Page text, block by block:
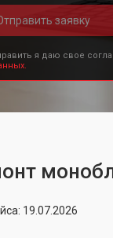
заявку
я даю свое
19.07.2026